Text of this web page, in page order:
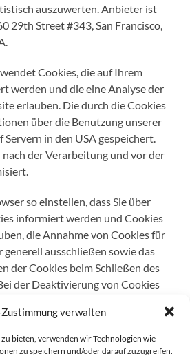
verwalten
bieten, verwenden wir Technologien wie
zu speichern und/oder darauf zuzugreifen.
auszuwerten. Anbieter ist
29th Street #343, San Francisco,
Cookies, die auf Ihrem
werden und die eine Analyse der
erlauben. Die durch die Cookies
über die Benutzung unserer
in den USA gespeichert.
der Verarbeitung und vor der
so einstellen, dass Sie über
informiert werden und Cookies
die Annahme von Cookies für
ausschließen sowie das
der Cookies beim Schließen des
der Deaktivierung von Cookies
und Nutzung Ihrer Daten für